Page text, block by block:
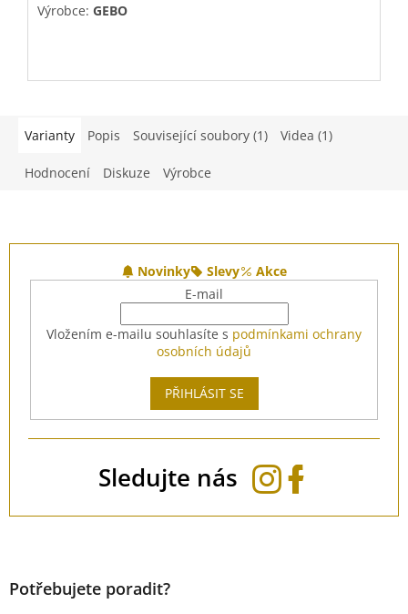
Výrobce: GEBO
Varianty Popis Související soubory (1) Videa (1)
Hodnocení Diskuze Výrobce
Novinky Slevy
Akce
E-mail
Vložením e-mailu souhlasíte s podmínkami ochrany
osobních údajů
PŘIHLÁSIT SE
Sledujte nás
Potřebujete poradit?